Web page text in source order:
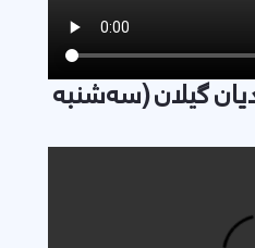
گیلان (سه‌شنبه